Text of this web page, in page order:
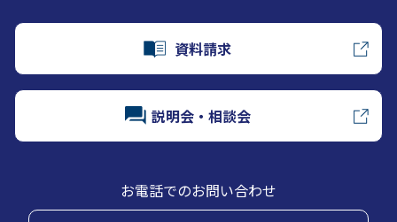
資料請求
説明会・相談会
お電話でのお問い合わせ